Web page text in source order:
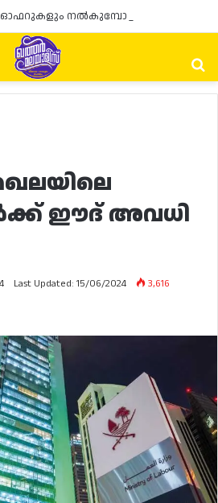
ഈദ് അവധി
Last Updated: 15/06/2024
3,616